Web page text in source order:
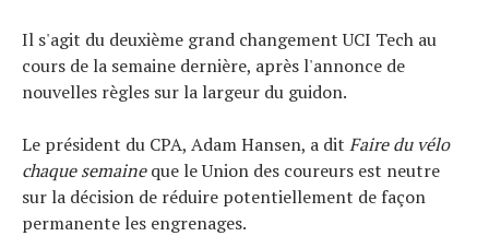
Il s'agit du deuxième grand changement UCI Tech au
cours de la semaine dernière, après l'annonce de
nouvelles règles sur la largeur du guidon.
Le président du CPA, Adam Hansen, a dit Faire du vélo
chaque semaineque le Union des coureurs est neutre
sur la décision de réduire potentiellement de façon
permanente les engrenages.